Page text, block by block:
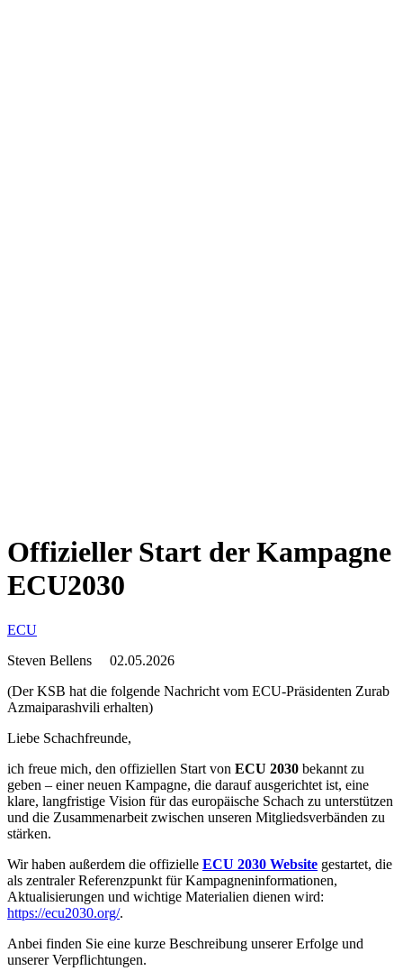
Offizieller Start der Kampagne
ECU2030
ECU
Steven Bellens
02.05.2026
(Der KSB hat die folgende Nachricht vom ECU-Präsidenten Zurab
Azmaiparashvili erhalten)
Liebe Schachfreunde,
ich freue mich, den offiziellen Start von ECU 2030 bekannt zu
geben – einer neuen Kampagne, die darauf ausgerichtet ist, eine
klare, langfristige Vision für das europäische Schach zu unterstützen
und die Zusammenarbeit zwischen unseren Mitgliedsverbänden zu
stärken.
Wir haben außerdem die offizielle ECU 2030 Website gestartet, die
als zentraler Referenzpunkt für Kampagneninformationen,
Aktualisierungen und wichtige Materialien dienen wird:
https://ecu2030.org/.
Anbei finden Sie eine kurze Beschreibung unserer Erfolge und
unserer Verpflichtungen.